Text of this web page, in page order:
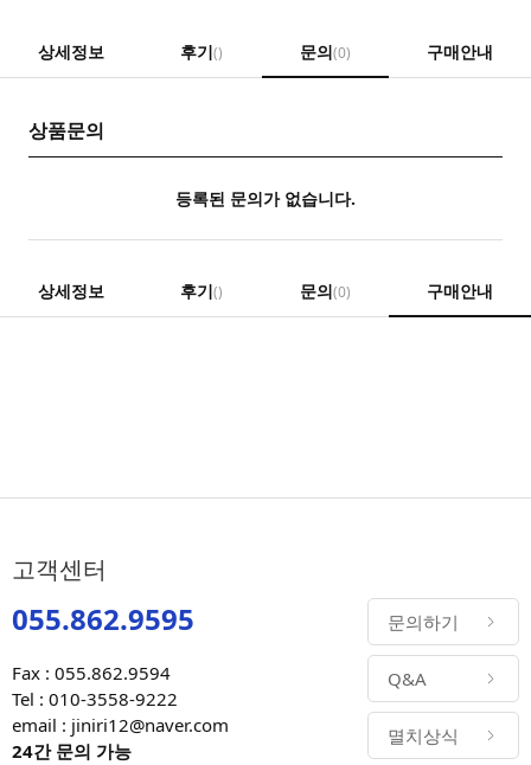
상세정보 후기() 문의(0) 구매안내
상품문의
등록된 문의가 없습니다.
상세정보 후기() 문의(0) 구매안내
고객센터
055.862.9595
Fax : 055.862.9594
Tel : 010-3558-9222
email : jiniri12@naver.com
24간 문의 가능
문의하기
Q&A
멸치상식